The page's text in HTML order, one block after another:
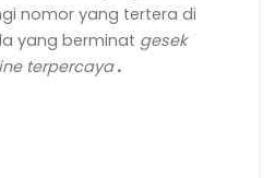
nomor yang tertera di
yang berminat gesek
terpercaya.